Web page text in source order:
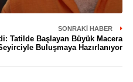
SONRAKI HABER
Tatilde Başlayan Büyük Macera
Buluşmaya Hazırlanıyor